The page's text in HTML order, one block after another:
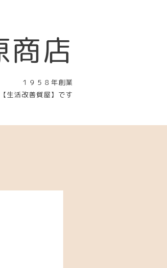
商店
１９５８年創業
生活改善質屋】です